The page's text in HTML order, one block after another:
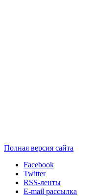
Полная версия сайта
Facebook
Twitter
RSS-ленты
E-mail рассылка